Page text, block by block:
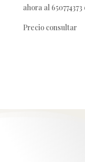
ahora al
Precio consultar